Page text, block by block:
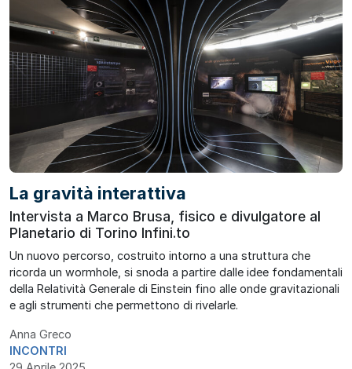
La gravità interattiva
Intervista a Marco Brusa, fisico e divulgatore al
Planetario di Torino Infini.to
Un nuovo percorso, costruito intorno a una struttura che
ricorda un wormhole, si snoda a partire dalle idee fondamentali
della Relatività Generale di Einstein fino alle onde gravitazionali
e agli strumenti che permettono di rivelarle.
Anna Greco
INCONTRI